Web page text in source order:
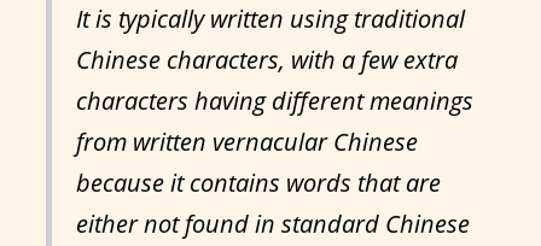
It is typically written using traditional
Chinese characters, with a few extra
characters having different meanings
from written vernacular Chinese
because it contains words that are
either not found in standard Chinese